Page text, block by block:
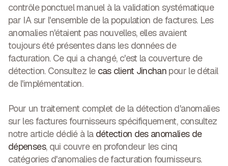
contrôle ponctuel manuel à la validation systématique
par IA sur l'ensemble de la population de factures. Les
anomalies n'étaient pas nouvelles, elles avaient
toujours été présentes dans les données de
facturation. Ce qui a changé, c'est la couverture de
détection. Consultez le cas client Jinchan pour le détail
de l'implémentation.
Pour un traitement complet de la détection d'anomalies
sur les factures fournisseurs spécifiquement, consultez
notre article dédié à la détection des anomalies de
dépenses, qui couvre en profondeur les cinq
catégories d'anomalies de facturation fournisseurs.